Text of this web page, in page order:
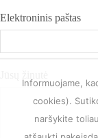
Elektroninis paštas
Informuojame,
cookies).
naršykite